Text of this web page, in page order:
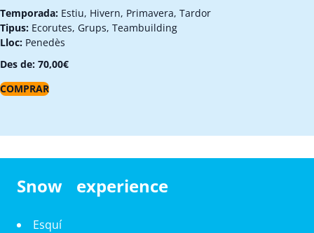
Temporada: Estiu, Hivern, Primavera, Tardor
Tipus: Ecorutes, Grups, Teambuilding
Lloc: Penedès
Des de: 70,00€
COMPRAR
Snow experience
Esquí